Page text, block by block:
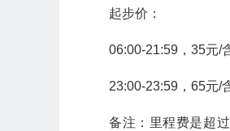
起步价：
06:00-21:59，35元/
23:00-23:59，65元/
备注：里程费是超